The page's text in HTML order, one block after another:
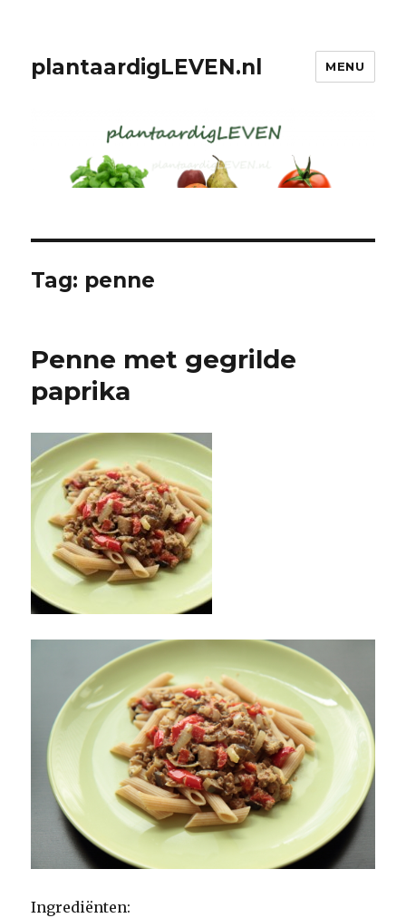
plantaardigLEVEN.nl MENU
Tag: penne
Penne met gegrilde
paprika
Ingrediënten: